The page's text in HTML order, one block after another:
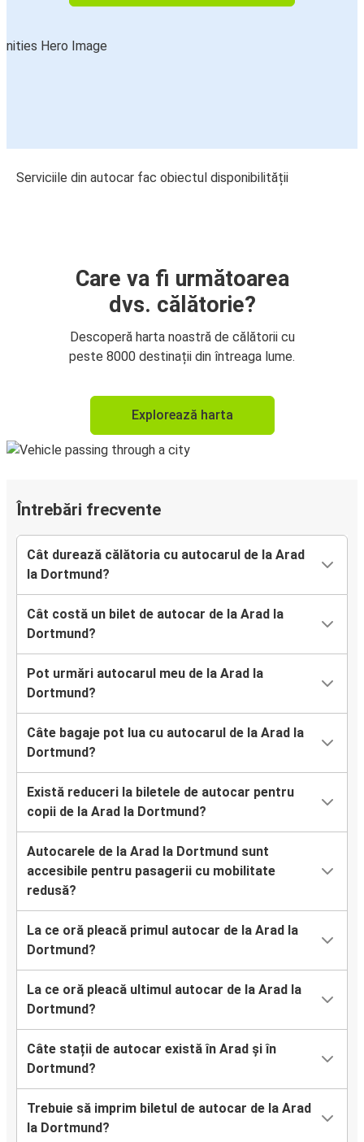
Serviciile din autocar fac obiectul disponibilității
Care va fi următoarea
dvs. călătorie?
Descoperă harta noastră de călătorii cu
peste 8000 destinații din întreaga lume.
Explorează harta
Întrebări frecvente
Cât durează călătoria cu autocarul de la Arad
la Dortmund?
Cât costă un bilet de autocar de la Arad la
Dortmund?
Pot urmări autocarul meu de la Arad la
Dortmund?
Câte bagaje pot lua cu autocarul de la Arad la
Dortmund?
Există reduceri la biletele de autocar pentru
copii de la Arad la Dortmund?
Autocarele de la Arad la Dortmund sunt
accesibile pentru pasagerii cu mobilitate
redusă?
La ce oră pleacă primul autocar de la Arad la
Dortmund?
La ce oră pleacă ultimul autocar de la Arad la
Dortmund?
Câte stații de autocar există în Arad și în
Dortmund?
Trebuie să imprim biletul de autocar de la Arad
la Dortmund?